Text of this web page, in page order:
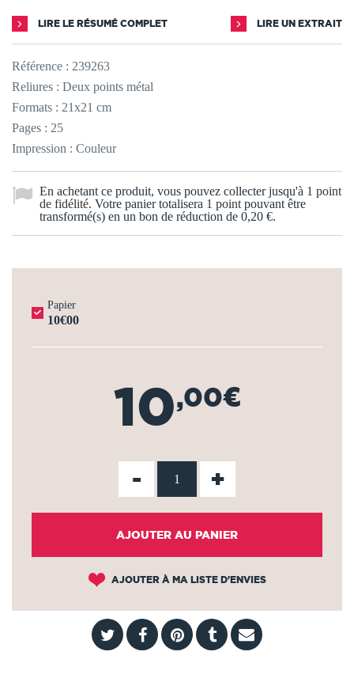
LIRE LE RÉSUMÉ COMPLET LIRE UN EXTRAIT
Référence : 239263
Reliures : Deux points métal
Formats : 21x21 cm
Pages : 25
Impression : Couleur
En achetant ce produit, vous pouvez collecter jusqu'à 1 point
de fidélité. Votre panier totalisera 1 point pouvant être
transformé(s) en un bon de réduction de 0,20 €.
Papier
10€00
10,00€
- +
AJOUTER AU PANIER
AJOUTER À MA LISTE D'ENVIES